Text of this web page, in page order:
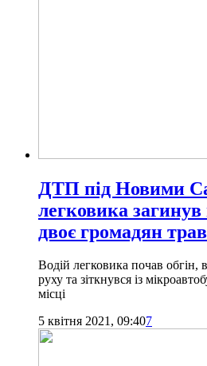
ДТП під Новими
легковика загинув
двоє громадян
Водій легковика почав обгін,
руху та зіткнувся із
місці
5 квітня 2021, 09:407